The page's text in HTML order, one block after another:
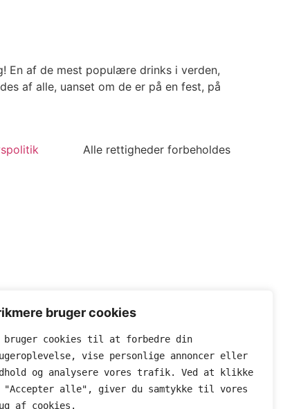
bruger cookies
bruger cookies til at forbedre din
vise personlige annoncer eller
og analysere vores trafik. Ved at klikke
"Accepter alle", giver du samtykke til vores
af cookies.
En af de mest populære drinks i verden,
af alle, uanset om de er på en fest, på
Alle rettigheder forbeholdes